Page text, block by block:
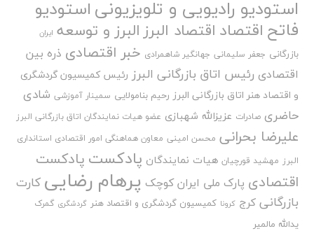
استودیو رادیویی و تلویزیونیاستودیو
فاتح اقتصاد اقتصاد البرزالبرز و توسعه ایران
بازرگانی جعفر سلیمانی جهانگیر شاهمرادی خبر اقتصادی ذره بین
اقتصادی رئیس اتاق بازرگانی البرز رئیس کمیسیون گردشگری
و اقتصاد هنر اتاق بازرگانی البرز رحیم بنامولایی سمینار آموزشی شادی
حاضری صادرات عزیزالله شهبازی عضو هیات نمایندگان اتاق بازرگانی البرز
علیرضا بحرانی محسن امینی معاون هماهنگی امور اقتصادی استانداری
البرز مهشید قورچیان هیات نمایندگان پادکست پادکست
اقتصادی پارک ملی ایران کوچک پرهام رضایی کارت
بازرگانی کرج کرونا کمیسیون گردشگری و اقتصاد هنر گردشگری گمرک
یدالله مالمیر